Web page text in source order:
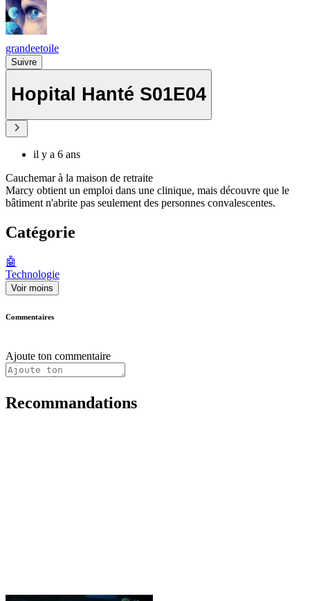
grandeetoile
Suivre
Hopital Hanté S01E04
il y a 6 ans
Cauchemar à la maison de retraite
Marcy obtient un emploi dans une clinique, mais découvre que le
bâtiment n'abrite pas seulement des personnes convalescentes.
Catégorie
🤖
Technologie
Voir moins
Commentaires
Ajoute ton commentaire
Recommandations